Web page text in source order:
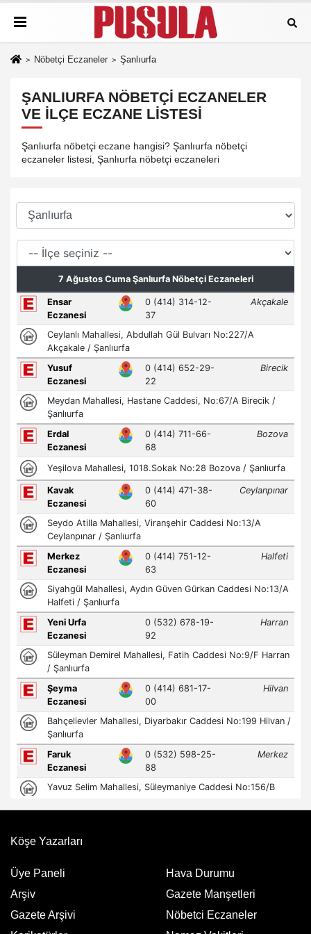
Nöbetçi Eczaneler Şanlıurfa
ŞANLIURFA NÖBETÇI ECZANELER
VE İLÇE ECZANE LISTESI
Şanlıurfa nöbetçi eczane hangisi? Şanlıurfa nöbetçi
eczaneler listesi, Şanlıurfa nöbetçi eczaneleri
Köşe Yazarları
Üye Paneli
Arşiv
Gazete Arşivi
Hava Durumu
Gazete Manşetleri
Nöbetci Eczaneler